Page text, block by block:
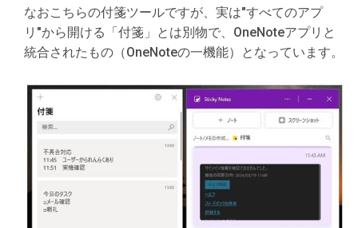
なおこちらの付箋ツールですが、実は"すべてのアプ
リ"から開ける「付箋」とは別物で、OneNoteアプリと
統合されたもの（OneNoteの一機能）となっています。